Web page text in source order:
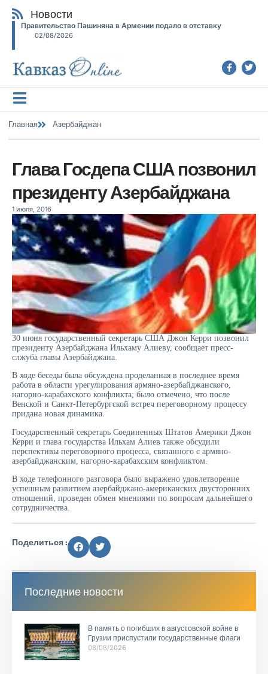
Новости
Правительство Пашиняна в Армении подало в отставку
02/08/2026
Главная Азербайджан
Глава Госдепа США позвонил
президенту Азербайджана
1 июля, 2016
30 июня государственный секретарь США Джон Керри позвонил
президенту Азербайджана Ильхаму Алиеву, сообщает пресс-
слжуба главы Азербайджана.
В ходе беседы была обсуждена проделанная в последнее время
работа в области урегулирования армяно-азербайджанского,
нагорно-карабахского конфликта; было отмечено, что после
Венской и Санкт-Петербургской встреч переговорному процессу
придана новая динамика.
Государственный секретарь Соединенных Штатов Америки Джон
Керри и глава государства Ильхам Алиев также обсудили
перспективы переговорного процесса, связанного с армяно-
азербайджанским, нагорно-карабахским конфликтом.
В ходе телефонного разговора было выражено удовлетворение
успешным развитием азербайджано-американских двусторонних
отношений, проведен обмен мнениями по вопросам дальнейшего
сотрудничества.
Поделиться :
Последние новости
В память о погибших в августовской войне в
Грузии приспустили государственные флаги
08/08/2026